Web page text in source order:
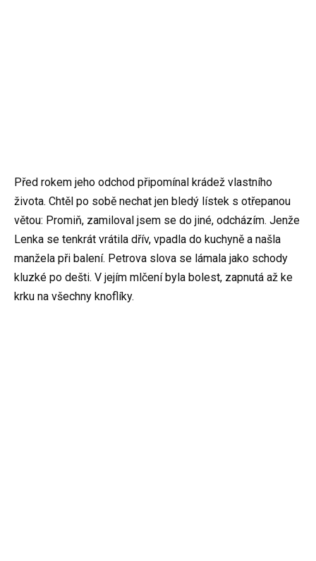
Před rokem jeho odchod připomínal krádež vlastního
života. Chtěl po sobě nechat jen bledý lístek s otřepanou
větou: Promiň, zamiloval jsem se do jiné, odcházím. Jenže
Lenka se tenkrát vrátila dřív, vpadla do kuchyně a našla
manžela při balení. Petrova slova se lámala jako schody
kluzké po dešti. V jejím mlčení byla bolest, zapnutá až ke
krku na všechny knoflíky.